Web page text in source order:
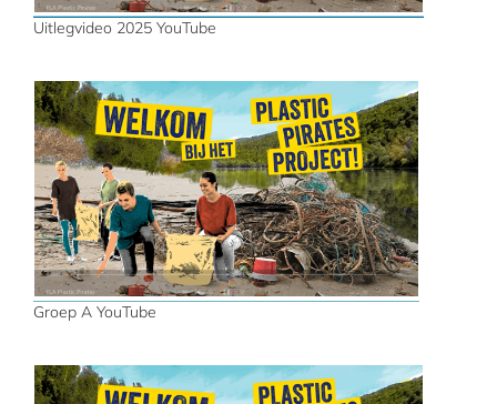
Uitlegvideo 2025 YouTube
Groep A YouTube